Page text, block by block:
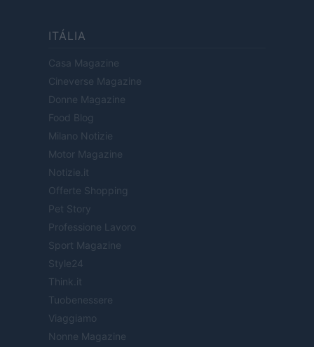
ITÁLIA
Casa Magazine
Cineverse Magazine
Donne Magazine
Food Blog
Milano Notizie
Motor Magazine
Notizie.it
Offerte Shopping
Pet Story
Professione Lavoro
Sport Magazine
Style24
Think.it
Tuobenessere
Viaggiamo
Nonne Magazine